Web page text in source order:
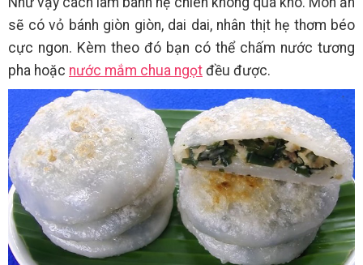
sẽ có vỏ bánh giòn giòn, dai dai, nhân thịt hẹ thơm béo
cực ngon. Kèm theo đó bạn có thể chấm nước tương
pha hoặc nước mắm chua ngọt đều được.